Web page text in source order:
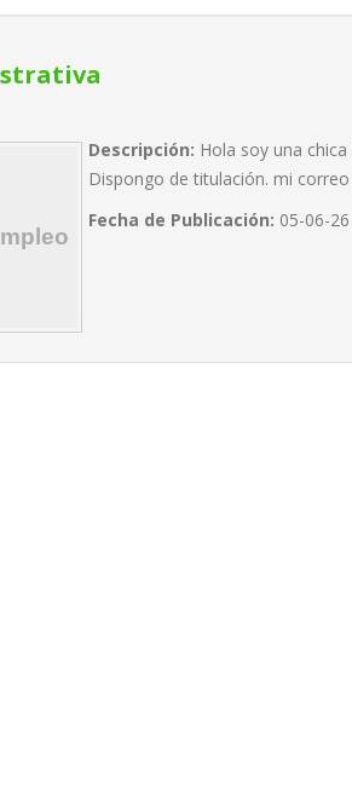
Descripción: Hola soy una
Dispongo de titulación. mi
Fecha de Publicación: 05-06-26